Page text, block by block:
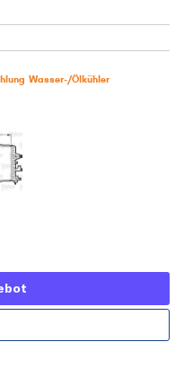
Wasser-/Ölkühler